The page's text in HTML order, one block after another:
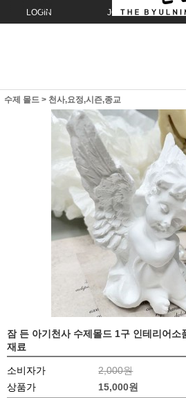
LOGIN JOIN
수제 몰드 > 천사,요정,시즌,종교
잠 든 아기천사 수제몰드 1구 인테리어소
재료
소비자가
2,000원
상품가
15,000원